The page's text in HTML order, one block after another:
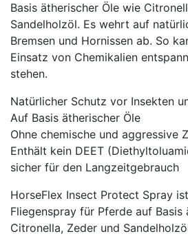
Basis ätherischer Öle wie
Sandelholzöl. Es wehrt auf
Bremsen und Hornissen ab. So
Einsatz von Chemikalien
stehen.
Natürlicher Schutz vor Insekten
Auf Basis ätherischer Öle
Ohne chemische und aggressive
Enthält kein DEET
sicher für den Langzeitgebrauch
HorseFlex Insect Protect Spray
Fliegenspray für Pferde auf Basis
Citronella, Zeder und